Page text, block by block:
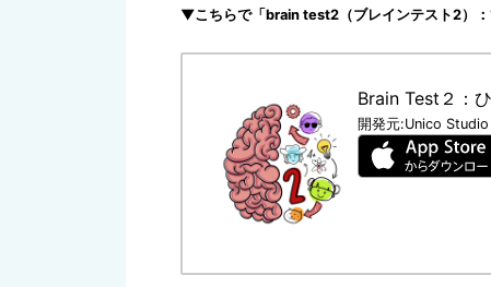
ひっかけ問題を解きながら物語を
暇つぶしにはもちろんのこと、家
問題は定期的にアップデートされ